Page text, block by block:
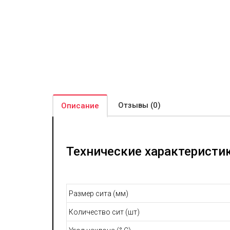
Описание Отзывы (0)
Технические
Размер сита (мм)
Количество сит (шт)